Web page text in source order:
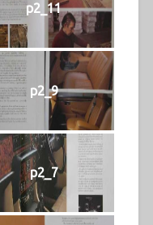
p2_11
p2_9
p2_7